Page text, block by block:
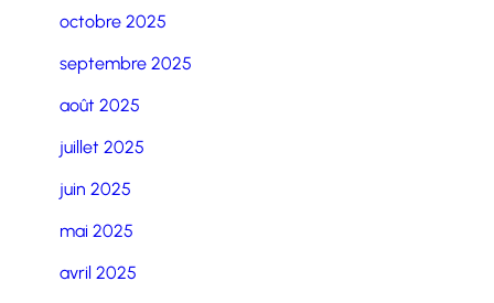
octobre 2025
septembre 2025
août 2025
juillet 2025
juin 2025
mai 2025
avril 2025